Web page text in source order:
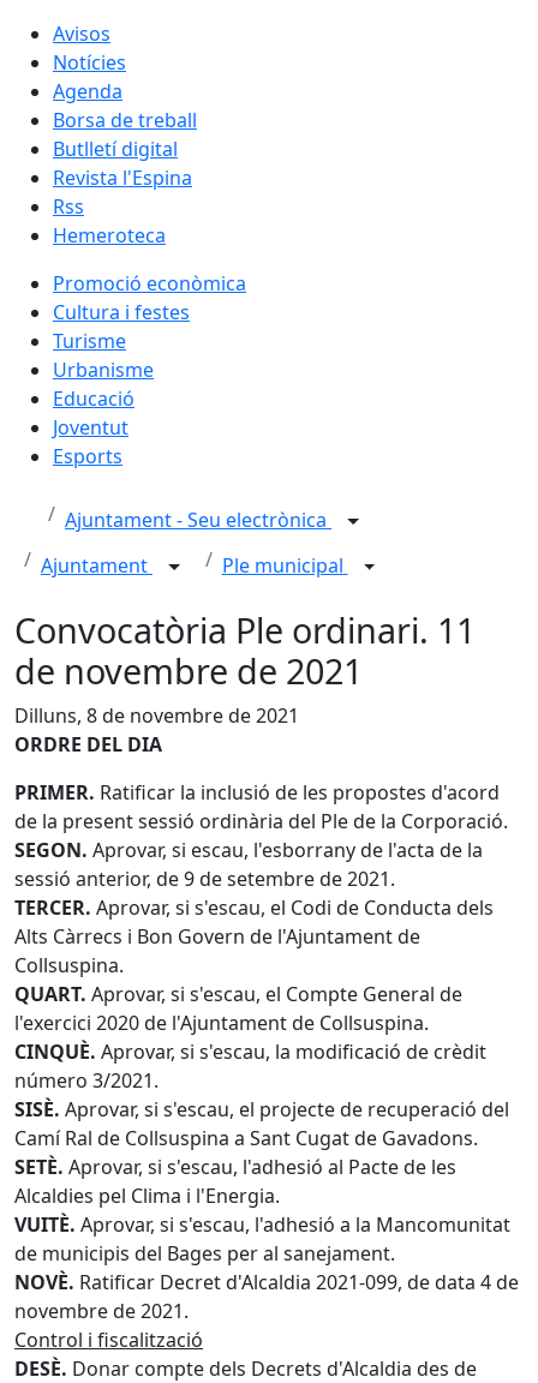
Avisos
Notícies
Agenda
Borsa de treball
Butlletí digital
Revista l'Espina
Rss
Hemeroteca
Promoció econòmica
Cultura i festes
Turisme
Urbanisme
Educació
Joventut
Esports
Ajuntament - Seu electrònica
Ajuntament
Ple municipal
Convocatòria Ple ordinari. 11
de novembre de 2021
Dilluns, 8 de novembre de 2021
ORDRE DEL DIA
PRIMER. Ratificar la inclusió de les propostes d'acord
de la present sessió ordinària del Ple de la Corporació.
SEGON. Aprovar, si escau, l'esborrany de l'acta de la
sessió anterior, de 9 de setembre de 2021.
TERCER. Aprovar, si s'escau, el Codi de Conducta dels
Alts Càrrecs i Bon Govern de l'Ajuntament de
Collsuspina.
QUART. Aprovar, si s'escau, el Compte General de
l'exercici 2020 de l'Ajuntament de Collsuspina.
CINQUÈ. Aprovar, si s'escau, la modificació de crèdit
número 3/2021.
SISÈ. Aprovar, si s'escau, el projecte de recuperació del
Camí Ral de Collsuspina a Sant Cugat de Gavadons.
SETÈ. Aprovar, si s'escau, l'adhesió al Pacte de les
Alcaldies pel Clima i l'Energia.
VUITÈ. Aprovar, si s'escau, l'adhesió a la Mancomunitat
de municipis del Bages per al sanejament.
NOVÈ. Ratificar Decret d'Alcaldia 2021-099, de data 4 de
novembre de 2021.
Control i fiscalització
DESÈ. Donar compte dels Decrets d'Alcaldia des de